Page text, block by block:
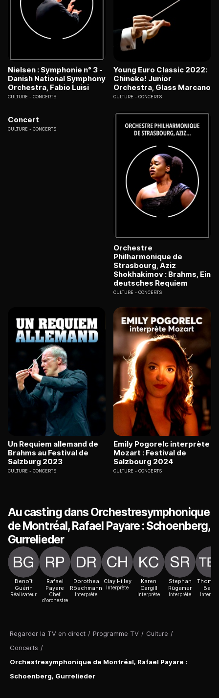
Regarder la TV en direct / Programme TV / Culture /
Concerts /
Orchestresymphonique de Montréal, Rafael Payare :
Schoenberg, Gurrelieder
Nielsen : Symphonie n° 3 -
Danish National Symphony
Orchestra, Fabio Luisi
CULTURE CONCERTS
Young Euro Classic 2022:
Chineke! Junior
Orchestra, Glass Marcano
CULTURE CONCERTS
Concert
CULTURE CONCERTS
Orchestre
Philharmonique de
Strasbourg, Aziz
Shokhakimov : Brahms, Ein
deutsches Requiem
CULTURE CONCERTS
Un Requiem allemand de
Brahms au Festival de
Salzburg 2023
CULTURE CONCERTS
Emily Pogorelc interprète
Mozart : Festival de
Salzbourg 2024
CULTURE CONCERTS
Au casting dans Orchestresymphonique
de Montréal, Rafael Payare : Schoenberg,
Gurrelieder
Benoît
Guérin
Réalisateur
Rafael
Payare
Chef
d'orchestre
Dorothea
Röschmann
Interprète
Clay Hilley
Interprète
Karen
Cargill
Interprète
Stephan
Rügamer
Interprète
Bauer